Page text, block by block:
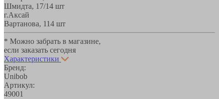
Шмидта, 17/14 шт
г.Аксай
Вартанова, 114 шт
* Можно забрать в магазине,
если заказать сегодня
Характеристики
Бренд:
Unibob
Артикул:
49001